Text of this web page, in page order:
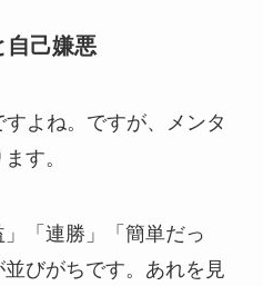
自己嫌悪
よね。 ですが、メンタ
す。
「連勝」「簡単だっ
びがちです。 あれを見